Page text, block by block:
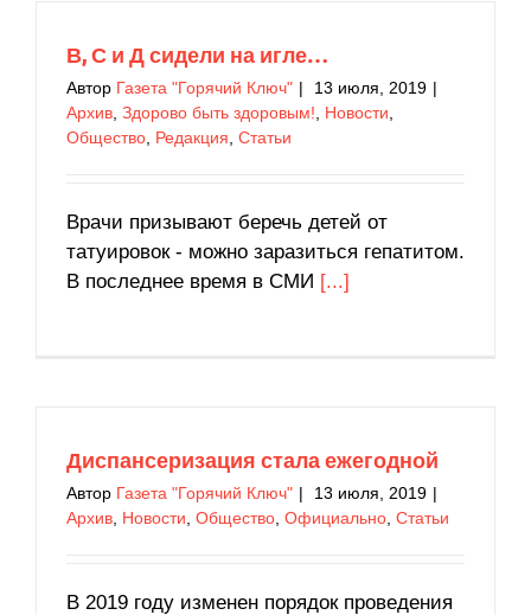
В, С и Д сидели на игле…
Автор Газета "Горячий Ключ" | 13 июля, 2019 |
Архив Здорово быть здоровым! Новости
Общество Редакция Статьи
Врачи призывают беречь детей от
татуировок - можно заразиться гепатитом.
В последнее время в СМИ [...]
Диспансеризация стала ежегодной
Автор Газета "Горячий Ключ" | 13 июля, 2019 |
Архив Новости Общество Официально Статьи
В 2019 году изменен порядок проведения